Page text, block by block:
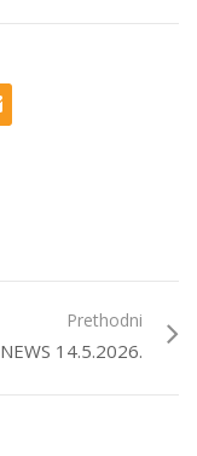
Prethodni
NEWS 14.5.2026.